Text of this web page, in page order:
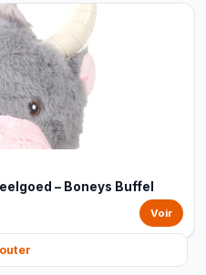
– Boneys Buffel
Voir